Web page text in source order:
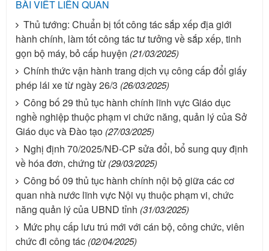
BÀI VIẾT LIÊN QUAN
Thủ tướng: Chuẩn bị tốt công tác sắp xếp địa giới
hành chính, làm tốt công tác tư tưởng về sắp xếp, tinh
gọn bộ máy, bỏ cấp huyện (21/03/2025)
Chính thức vận hành trang dịch vụ công cấp đổi giấy
phép lái xe từ ngày 26/3 (26/03/2025)
Công bố 29 thủ tục hành chính lĩnh vực Giáo dục
nghề nghiệp thuộc phạm vi chức năng, quản lý của Sở
Giáo dục và Đào tạo (27/03/2025)
Nghị định 70/2025/NĐ-CP sửa đổi, bổ sung quy định
về hóa đơn, chứng từ (29/03/2025)
Công bố 09 thủ tục hành chính nội bộ giữa các cơ
quan nhà nước lĩnh vực Nội vụ thuộc phạm vi, chức
năng quản lý của UBND tỉnh (31/03/2025)
Mức phụ cấp lưu trú mới với cán bộ, công chức, viên
chức đi công tác (02/04/2025)